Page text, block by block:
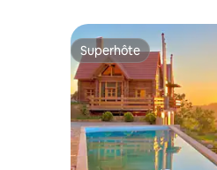
Superhôte
Superhôte